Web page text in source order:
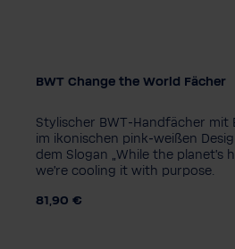
Verpackungseinheit
BWT Change the World Fächer
Stylischer BWT‑Handfächer mit
im ikonischen pink‑weißen
dem Slogan „While the planet's
we're cooling it with purpose.
81,90 €